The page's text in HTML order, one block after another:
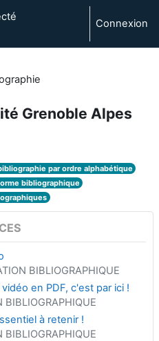
Connexion
Grenoble Alpes
par ordre alphabétique
bibliographique
BIBLIOGRAPHIQUE
en PDF, c'est par ici !
BIBLIOGRAPHIQUE
à retenir !
BIBLIOGRAPHIQUE